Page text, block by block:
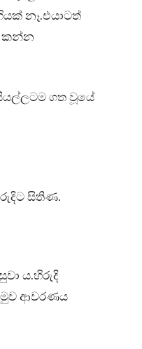
නෑ.එයාටත්
කන්න
ගත වූයේ
සිතිණ.
ය.හිරුදි
මුව ආවරණය